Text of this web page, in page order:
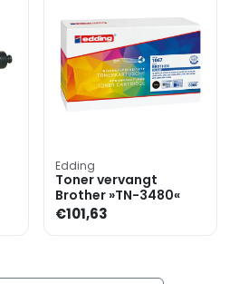
Edding
Toner vervangt
Brother »TN-3480«
€101,63